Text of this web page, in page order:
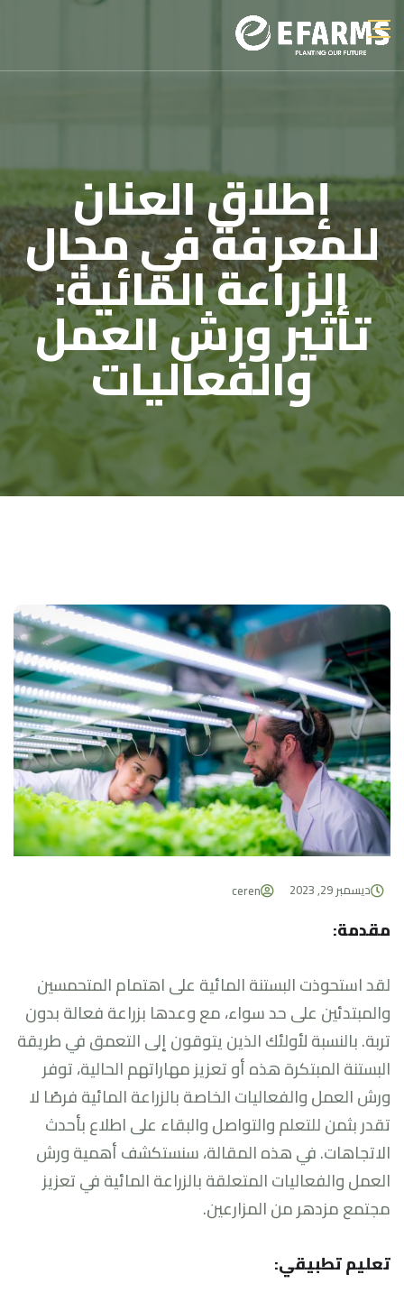
إطلاق العنان
للمعرفة في مجال
الزراعة المائية:
تأثير ورش العمل
والفعاليات
ديسمبر 29, 2023 ceren
مقدمة:
لقد استحوذت البستنة المائية على اهتمام المتحمسين
والمبتدئين على حد سواء، مع وعدها بزراعة فعالة بدون
تربة. بالنسبة لأولئك الذين يتوقون إلى التعمق في طريقة
البستنة المبتكرة هذه أو تعزيز مهاراتهم الحالية، توفر
ورش العمل والفعاليات الخاصة بالزراعة المائية فرصًا لا
تقدر بثمن للتعلم والتواصل والبقاء على اطلاع بأحدث
الاتجاهات. في هذه المقالة، سنستكشف أهمية ورش
العمل والفعاليات المتعلقة بالزراعة المائية في تعزيز
مجتمع مزدهر من المزارعين.
تعليم تطبيقي: